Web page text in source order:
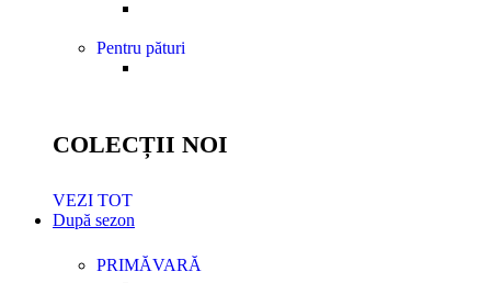
Pentru pături
COLECȚII NOI
VEZI TOT
După sezon
PRIMĂVARĂ